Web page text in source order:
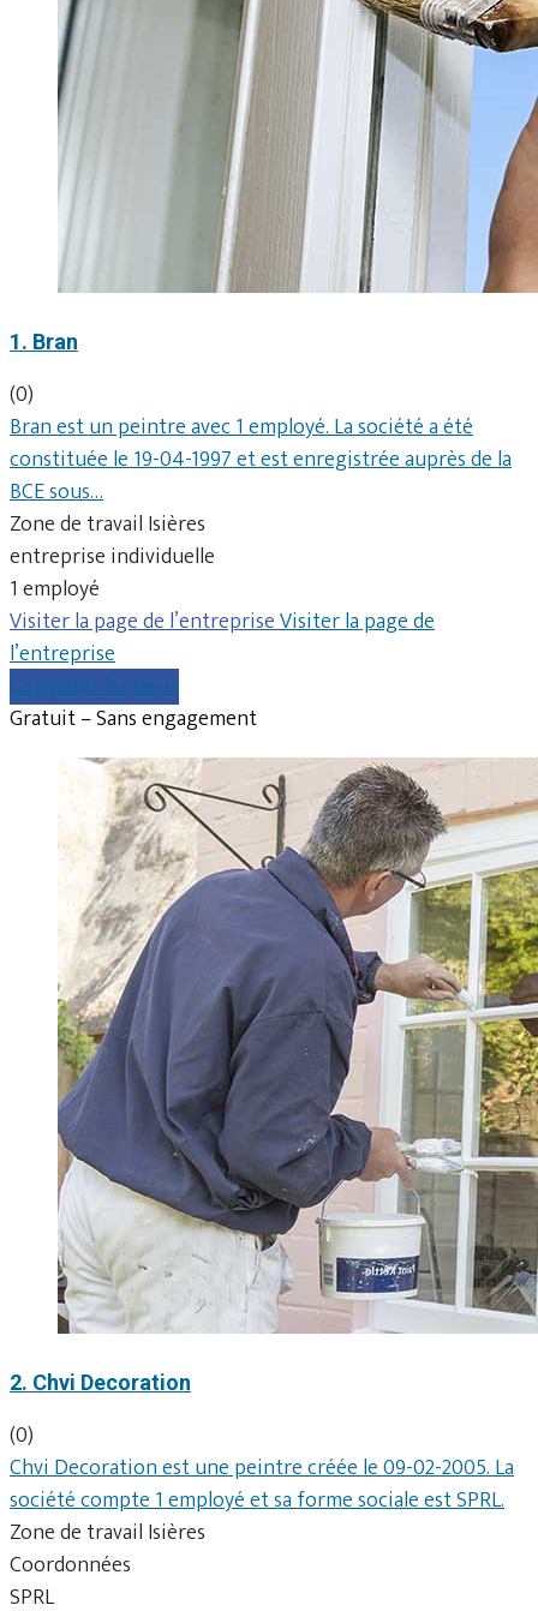
1. Bran
(0)
Bran est un peintre avec 1 employé. La société a été
constituée le 19-04-1997 et est enregistrée auprès de la
BCE sous…
Zone de travail Isières
entreprise individuelle
1 employé
Visiter la page de l’entrepriseVisiter la page de
l’entreprise
Comparer les devis
Gratuit – Sans engagement
2. Chvi Decoration
(0)
Chvi Decoration est une peintre créée le 09-02-2005. La
société compte 1 employé et sa forme sociale est SPRL.
Zone de travail Isières
Coordonnées
SPRL